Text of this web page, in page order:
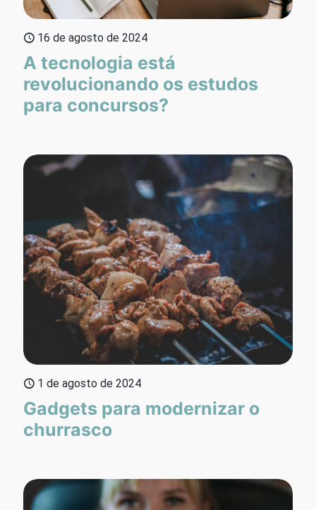
16 de agosto de 2024
A tecnologia está
revolucionando os estudos
para concursos?
1 de agosto de 2024
Gadgets para modernizar o
churrasco